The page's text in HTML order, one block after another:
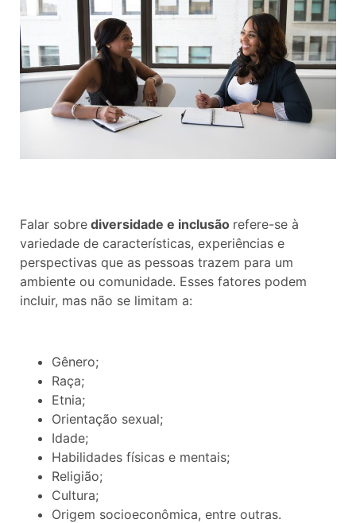
Falar sobre diversidade e inclusão refere-se à
variedade de características, experiências e
perspectivas que as pessoas trazem para um
ambiente ou comunidade. Esses fatores podem
incluir, mas não se limitam a:
Gênero;
Raça;
Etnia;
Orientação sexual;
Idade;
Habilidades físicas e mentais;
Religião;
Cultura;
Origem socioeconômica, entre outras.